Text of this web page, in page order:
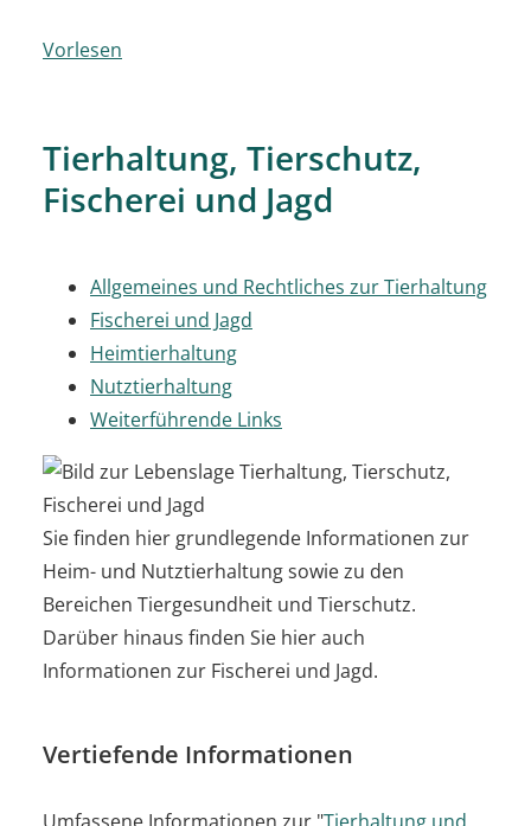
Vorlesen
Tierhaltung, Tierschutz,
Fischerei und Jagd
Allgemeines und Rechtliches zur Tierhaltung
Fischerei und Jagd
Heimtierhaltung
Nutztierhaltung
Weiterführende Links
Sie finden hier grundlegende Informationen zur
Heim- und Nutztierhaltung sowie zu den
Bereichen Tiergesundheit und Tierschutz.
Darüber hinaus finden Sie hier auch
Informationen zur Fischerei und Jagd.
Vertiefende Informationen